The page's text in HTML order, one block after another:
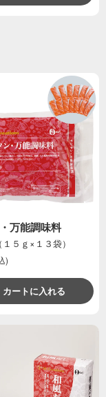
万能調味料
５ｇ×１３袋）
)
カートに入れる